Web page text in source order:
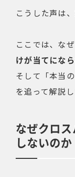
こうした声は
ここでは、な
けが当てにな
そして「本当
を追って解説し
なぜクロ
しないのか